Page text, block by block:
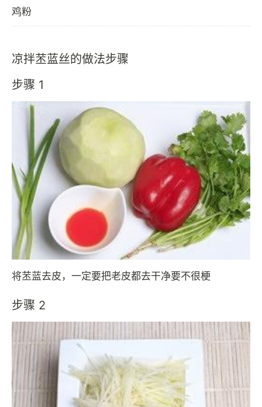
鸡粉
凉拌苤蓝丝的做法步骤
步骤 1
将苤蓝去皮，一定要把老皮都去干净要不很梗
步骤 2